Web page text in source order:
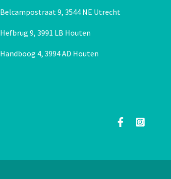
Belcampostraat 9, 3544 NE Utrecht
Hefbrug 9, 3991 LB Houten
Handboog 4, 3994 AD Houten